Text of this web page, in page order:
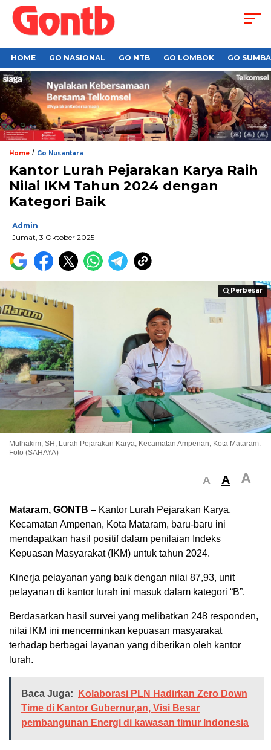
HOME GO NASIONAL GO NTB GO LOMBOK GO
Home / Go Nusantara
Kantor Lurah Pejarakan Karya Raih
Nilai IKM Tahun 2024 dengan
Kategori Baik
Admin
Jumat, 3 Oktober 2025
Perbesar
Perbesar
Mulhakim, SH, Lurah Pejarakan Karya, Kecamatan Ampenan, Kota Mataram.
Foto (SAHAYA)
A A A
Mataram, GONTB – Kantor Lurah Pejarakan Karya,
Kecamatan Ampenan, Kota Mataram, baru-baru ini
mendapatkan hasil positif dalam penilaian Indeks
Kepuasan Masyarakat (IKM) untuk tahun 2024.
Kinerja pelayanan yang baik dengan nilai 87,93, unit
pelayanan di kantor lurah ini masuk dalam kategori “B”.
Berdasarkan hasil survei yang melibatkan 248 responden,
nilai IKM ini mencerminkan kepuasan masyarakat
terhadap berbagai layanan yang diberikan oleh kantor
lurah.
Baca Juga:
Kolaborasi PLN Hadirkan Zero Down
Time di Kantor Gubernur,an, Visi Besar
pembangunan Energi di kawasan timur Indonesia